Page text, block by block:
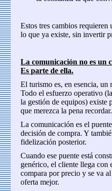
Estos tres cambios requieren
lo que ya existe, sin invertir
La comunicación no es un
Es parte de ella.
El turismo es, en esencia, un
Todo el esfuerzo operativo
la gestión de equipos) existe
que merezca la pena recordar.
La comunicación es el
decisión de compra. Y
fidelización posterior.
Cuando ese puente está
genérico, el cliente llega con
compara por precio y se va
oferta mejor.